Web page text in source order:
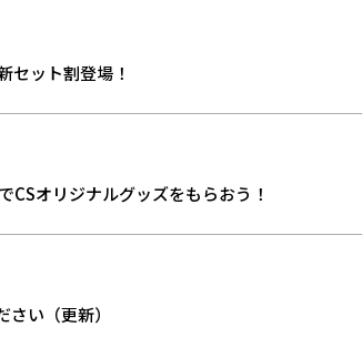
セット割登場！
CSオリジナルグッズをもらおう！
い（更新）